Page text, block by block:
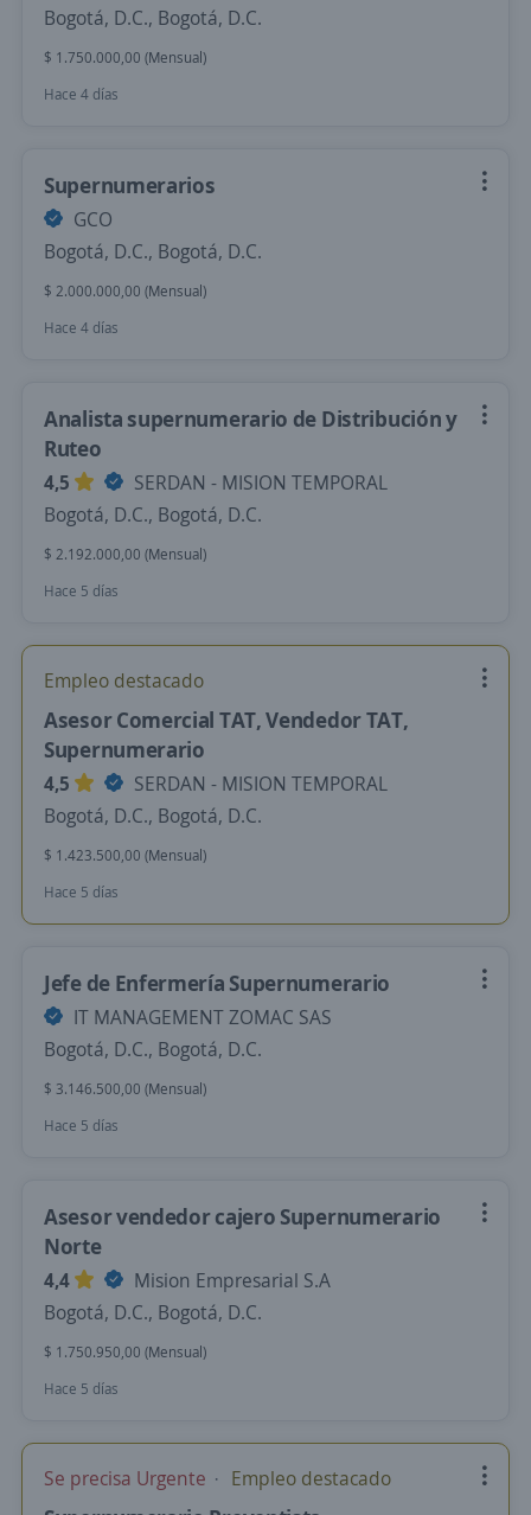
Bogotá, D.C., Bogotá, D.C.
$ 1.750.000,00 (Mensual)
Hace 4 días
Supernumerarios
GCO
Bogotá, D.C., Bogotá, D.C.
$ 2.000.000,00 (Mensual)
Hace 4 días
Analista supernumerario de Distribución y
Ruteo
4,5
SERDAN - MISION TEMPORAL
Bogotá, D.C., Bogotá, D.C.
$ 2.192.000,00 (Mensual)
Hace 5 días
Empleo destacado
Asesor Comercial TAT, Vendedor TAT,
Supernumerario
4,5
SERDAN - MISION TEMPORAL
Bogotá, D.C., Bogotá, D.C.
$ 1.423.500,00 (Mensual)
Hace 5 días
Jefe de Enfermería Supernumerario
IT MANAGEMENT ZOMAC SAS
Bogotá, D.C., Bogotá, D.C.
$ 3.146.500,00 (Mensual)
Hace 5 días
Asesor vendedor cajero Supernumerario
Norte
4,4
Mision Empresarial S.A
Bogotá, D.C., Bogotá, D.C.
$ 1.750.950,00 (Mensual)
Hace 5 días
Se precisa Urgente Empleo destacado